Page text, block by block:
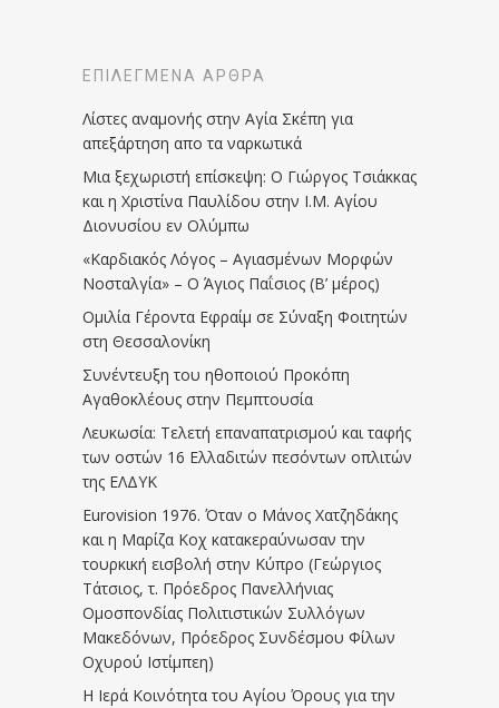
ΕΠΙΛΕΓΜΈΝΑ ΆΡΘΡΑ
Λίστες αναμονής στην Αγία Σκέπη για
απεξάρτηση απο τα ναρκωτικά
Μια ξεχωριστή επίσκεψη: Ο Γιώργος Τσιάκκας
και η Χριστίνα Παυλίδου στην Ι.Μ. Αγίου
Διονυσίου εν Ολύμπω
«Καρδιακός Λόγος – Αγιασμένων Μορφών
Νοσταλγία» – Ο Άγιος Παΐσιος (Β’ μέρος)
Ομιλία Γέροντα Εφραίμ σε Σύναξη Φοιτητών
στη Θεσσαλονίκη
Συνέντευξη του ηθοποιού Προκόπη
Αγαθοκλέους στην Πεμπτουσία
Λευκωσία: Τελετή επαναπατρισμού και ταφής
των οστών 16 Ελλαδιτών πεσόντων οπλιτών
της ΕΛΔΥΚ
Eurovision 1976. Όταν ο Μάνος Χατζηδάκης
και η Μαρίζα Κοχ κατακεραύνωσαν την
τουρκική εισβολή στην Κύπρο (Γεώργιος
Τάτσιος, τ. Πρόεδρος Πανελλήνιας
Ομοσπονδίας Πολιτιστικών Συλλόγων
Μακεδόνων, Πρόεδρος Συνδέσμου Φίλων
Οχυρού Ιστίμπεη)
Η Ιερά Κοινότητα του Αγίου Όρους για την